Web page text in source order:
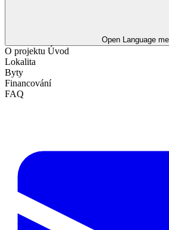
Open Language
O projektu Úvod
Lokalita
Byty
Financování
FAQ